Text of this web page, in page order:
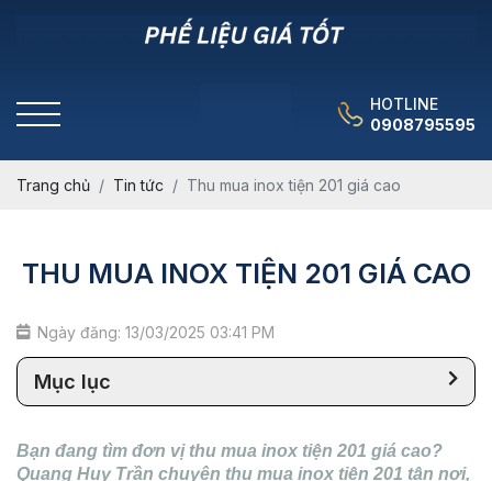
HOTLINE
0908795595
Trang chủ Tin tức Thu mua inox tiện 201 giá cao
THU MUA INOX TIỆN 201 GIÁ CAO
Ngày đăng: 13/03/2025 03:41 PM
Mục lục
Bạn đang tìm đơn vị thu mua inox tiện 201 giá cao?
Quang Huy Trần chuyên thu mua inox tiện 201 tận nơi,